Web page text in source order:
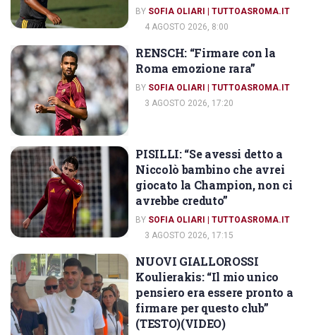
BY SOFIA OLIARI | TUTTOASROMA.IT
4 AGOSTO 2026, 8:00
INTERVISTE
RENSCH: “Firmare con la
Roma emozione rara”
BY SOFIA OLIARI | TUTTOASROMA.IT
3 AGOSTO 2026, 17:20
INTERVISTE
PISILLI: “Se avessi detto a
Niccolò bambino che avrei
giocato la Champion, non ci
avrebbe creduto”
BY SOFIA OLIARI | TUTTOASROMA.IT
3 AGOSTO 2026, 17:15
INTERVISTE
NUOVI GIALLOROSSI
Koulierakis: “Il mio unico
pensiero era essere pronto a
firmare per questo club”
(TESTO)(VIDEO)